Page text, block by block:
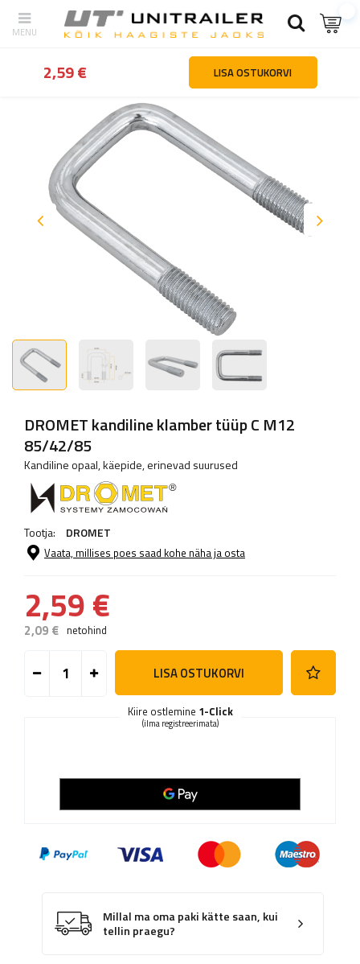
tagasi Kodu Haagiste osad ja tarvikud Toruklambrid ja -loogad
DROMET kandiline klamber tüüp C M12
85/42/85
Kandiline opaal, käepide, erinevad suurused
Tootja: DROMET
Vaata, millises poes saad kohe näha ja osta
2,59 €
2,09 € netohind
LISA OSTUKORVI
Kiire ostlemine 1-Click
(ilma registreerimata)
Millal ma oma paki kätte saan, kui
tellin praegu?
2,59 € LISA OSTUKORVI